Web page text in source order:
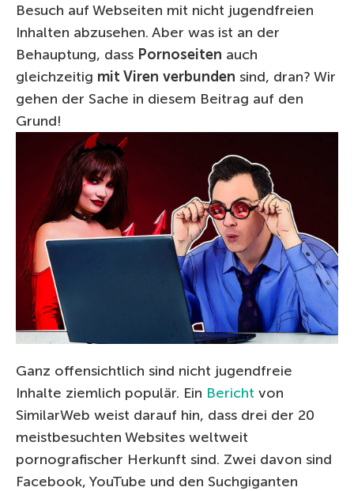
Besuch auf Webseiten mit nicht jugendfreien
Inhalten abzusehen. Aber was ist an der
Behauptung, dass Pornoseiten auch
gleichzeitig mit Viren verbunden sind, dran? Wir
gehen der Sache in diesem Beitrag auf den
Grund!
Ganz offensichtlich sind nicht jugendfreie
Inhalte ziemlich populär. Ein Bericht von
SimilarWeb weist darauf hin, dass drei der 20
meistbesuchten Websites weltweit
pornografischer Herkunft sind. Zwei davon sind
Facebook, YouTube und den Suchgiganten